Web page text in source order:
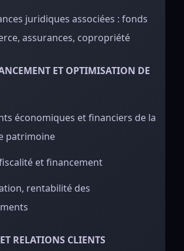
juridiques associées : fonds
assurances, copropriété
ET OPTIMISATION DE
économiques et financiers de la
patrimoine
et financement
rentabilité des
RELATIONS CLIENTS